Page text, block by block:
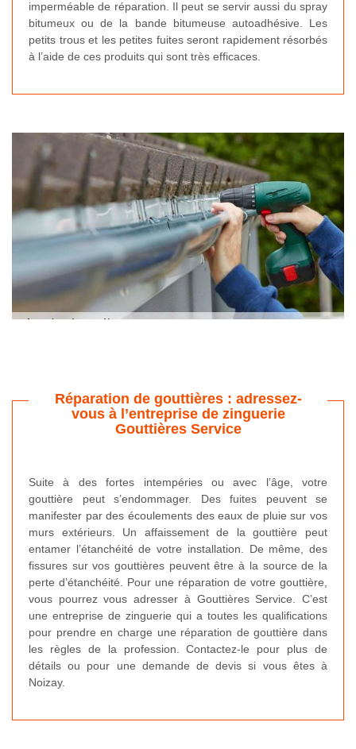
imperméable de réparation. Il peut se servir aussi du spray
bitumeux ou de la bande bitumeuse autoadhésive. Les
petits trous et les petites fuites seront rapidement résorbés
à l’aide de ces produits qui sont très efficaces.
Réparation de gouttières : adressez-
vous à l’entreprise de zinguerie
Gouttières Service
Suite à des fortes intempéries ou avec l’âge, votre
gouttière peut s’endommager. Des fuites peuvent se
manifester par des écoulements des eaux de pluie sur vos
murs extérieurs. Un affaissement de la gouttière peut
entamer l’étanchéité de votre installation. De même, des
fissures sur vos gouttières peuvent être à la source de la
perte d’étanchéité. Pour une réparation de votre gouttière,
vous pourrez vous adresser à Gouttières Service. C’est
une entreprise de zinguerie qui a toutes les qualifications
pour prendre en charge une réparation de gouttière dans
les règles de la profession. Contactez-le pour plus de
détails ou pour une demande de devis si vous êtes à
Noizay.